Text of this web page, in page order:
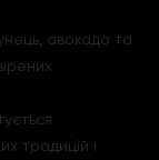
авокадо та
традицій і